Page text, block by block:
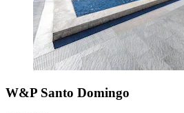
W&P Santo Domingo